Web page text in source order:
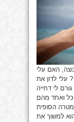
האם עלי
עלי לדון את
לי דחייה
כל ואחד מהם
הסופית
למשוך את